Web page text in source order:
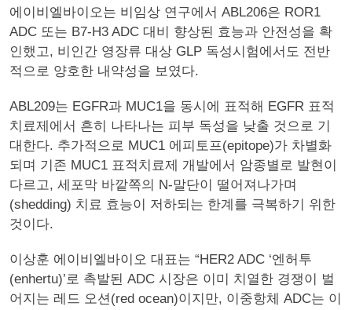
에이비엘바이오는 비임상 연구에서 ABL206은 ROR1
ADC 또는 B7-H3 ADC 대비 향상된 효능과 안전성을 확
인했고, 비인간 영장류 대상 GLP 독성시험에서도 전반
적으로 양호한 내약성을 보였다.
ABL209는 EGFR과 MUC1을 동시에 표적해 EGFR 표적
치료제에서 흔히 나타나는 피부 독성을 낮출 것으로 기
대한다. 추가적으로 MUC1 에피토프(epitope)가 차별화
되며 기존 MUC1 표적치료제 개발에서 암종별로 발현이
다르고, 세포막 바깥쪽의 N-말단이 떨어져나가며
(shedding) 치료 효능이 저하되는 한계를 극복하기 위한
것이다.
이상훈 에이비엘바이오 대표는 “HER2 ADC ‘엔허투
(enhertu)’로 촉발된 ADC 시장은 이미 치열한 경쟁이 벌
어지는 레드 오션(red ocean)이지만, 이중항체 ADC는 이